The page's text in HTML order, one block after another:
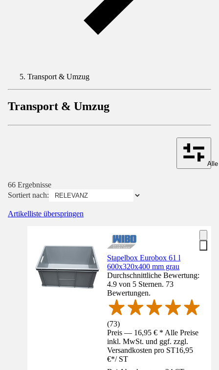
Transport & Umzug
Transport & Umzug
66 Ergebnisse
Sortiert nach:
Artikelliste überspringen
Stapelbox Eurobox 61 l
600x320x400 mm grau
Durchschnittliche Bewertung:
4.9 von 5 Sternen. 73
Bewertungen.
(73)
Preis — 16,95 € * Alle Preise
inkl. MwSt. und ggf. zzgl.
Versandkosten pro ST16,95
€*/ ST